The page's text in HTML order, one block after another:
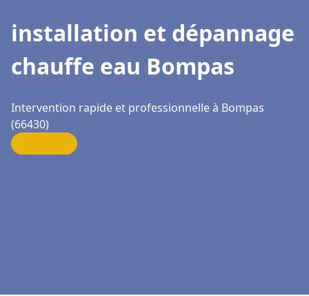
installation et dépannage
chauffe eau Bompas
Intervention rapide et professionnelle à Bompas
(66430)